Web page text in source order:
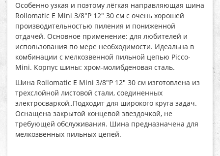
Особенно узкая и поэтому лёгкая направляющая шина
Rollomatic E Mini 3/8"P 12" 30 см с очень хорошей
производительностью пиления и пониженной
отдачей. Основное применение: для любителей и
использования по мере необходимости. Идеальна в
комбинации с мелкозвенной пильной цепью Picco-
Mini. Корпус шины: хром-молибденовая сталь.
Шина Rollomatic E Mini 3/8"P 12" 30 см изготовлена из
трехслойной листовой стали, соединенных
электросваркой,.Подходит для широкого круга задач.
Оснащена закрытой концевой звездочкой, не
требующей обслуживания. Шина предназначена для
мелкозвенных пильных цепей.